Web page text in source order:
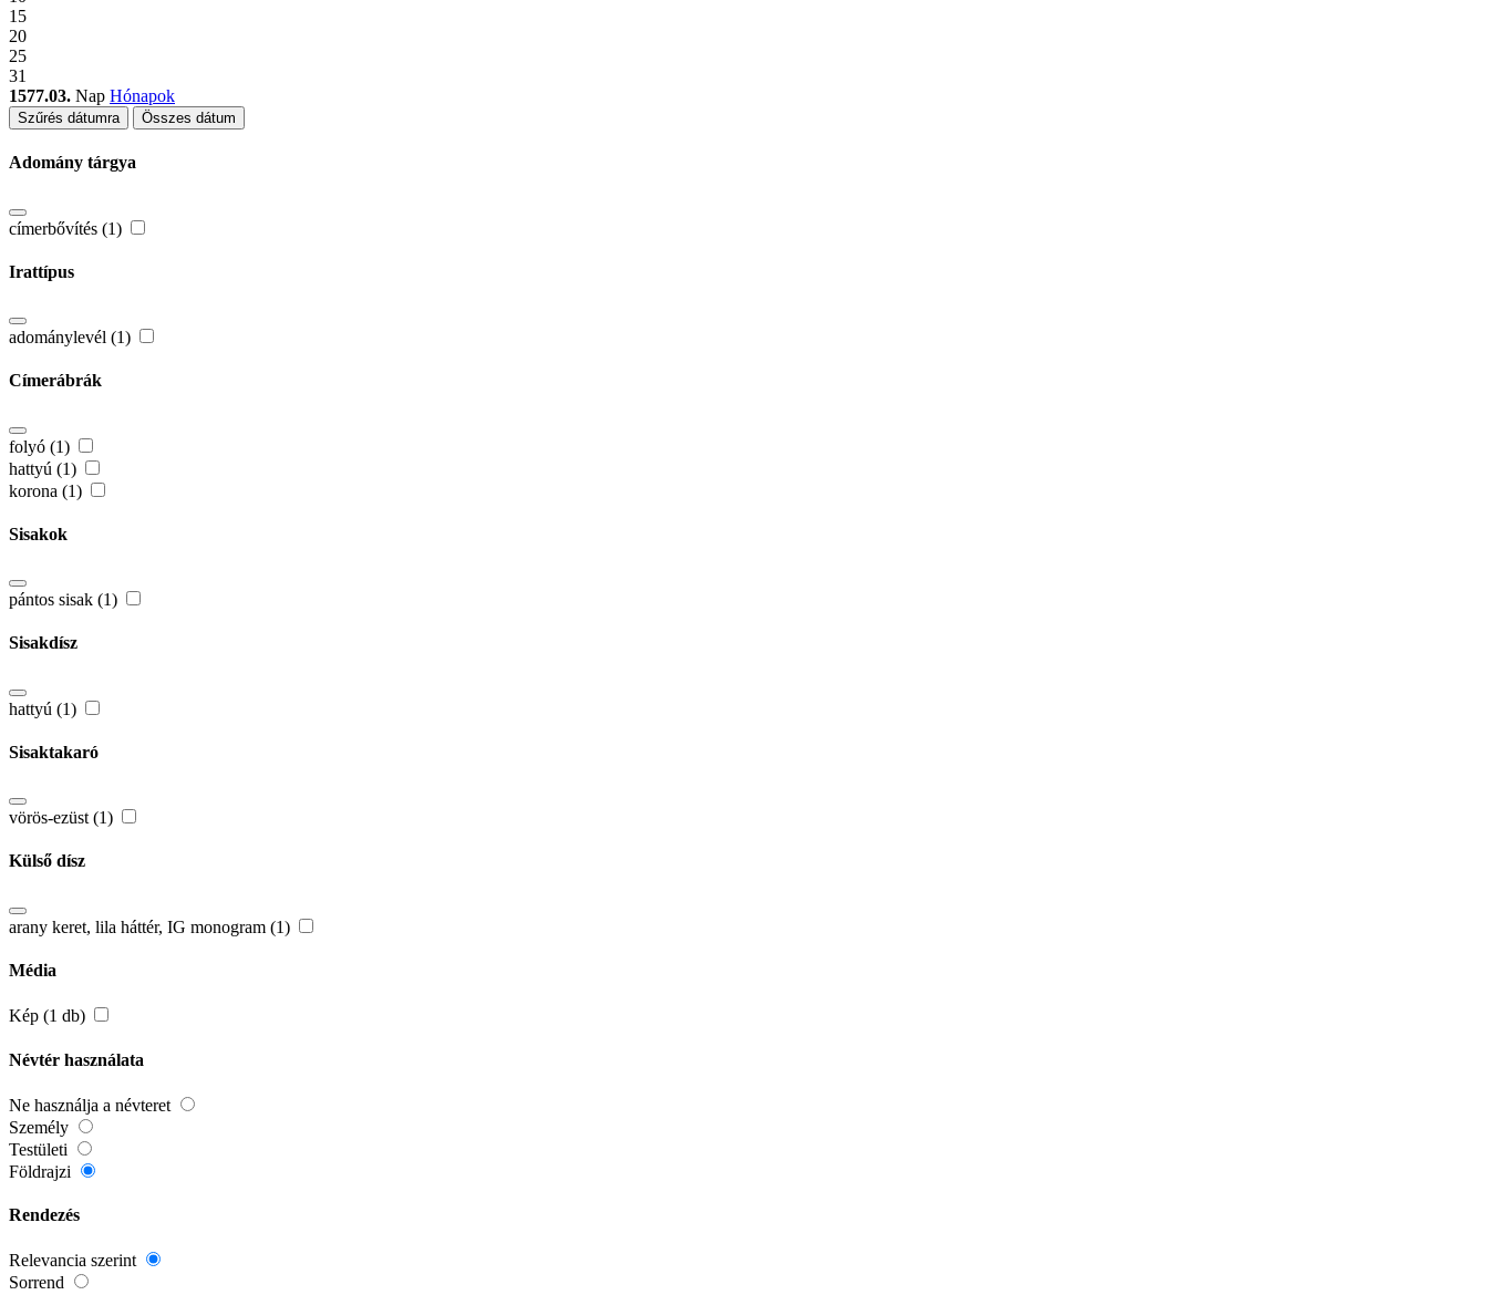
15
20
25
31
1577.03. Nap Hónapok
Szűrés dátumra Összes dátum
Adomány tárgya
címerbővítés (1)
Irattípus
adománylevél (1)
Címerábrák
folyó (1)
hattyú (1)
korona (1)
Sisakok
pántos sisak (1)
Sisakdísz
hattyú (1)
Sisaktakaró
vörös-ezüst (1)
Külső dísz
arany keret, lila háttér, IG monogram (1)
Média
Kép (1 db)
Névtér használata
Ne használja a névteret
Személy
Testületi
Földrajzi
Rendezés
Relevancia szerint
Sorrend